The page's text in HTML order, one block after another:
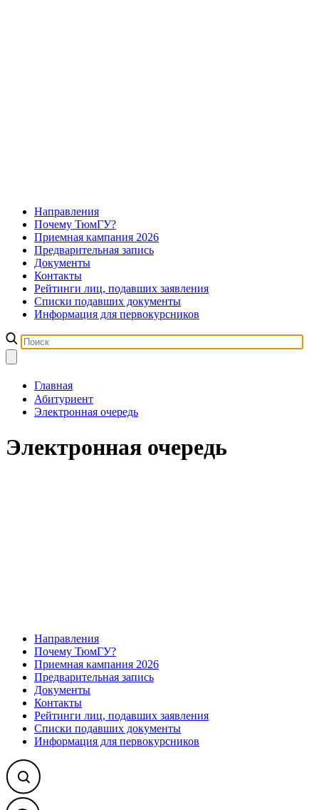
Направления
Почему ТюмГУ?
Приемная кампания 2026
Предварительная запись
Документы
Контакты
Рейтинги лиц, подавших заявления
Списки подавших документы
Информация для первокурсников
Главная
Абитуриент
Электронная очередь
Электронная очередь
Направления
Почему ТюмГУ?
Приемная кампания 2026
Предварительная запись
Документы
Контакты
Рейтинги лиц, подавших заявления
Списки подавших документы
Информация для первокурсников